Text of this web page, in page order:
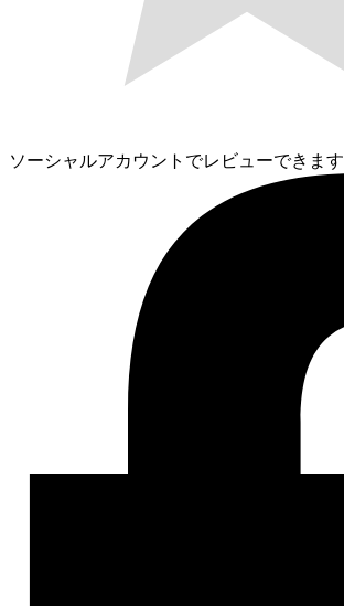
ソーシャルアカウントでレビューできます